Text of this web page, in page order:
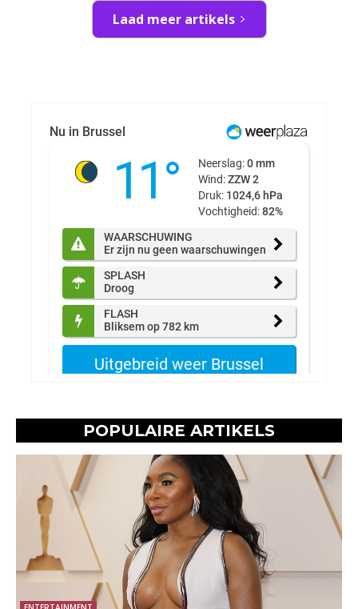
Laad meer artikels
POPULAIRE ARTIKELS